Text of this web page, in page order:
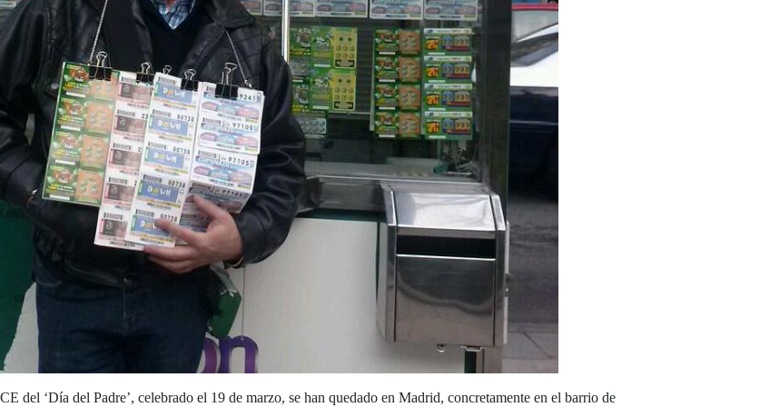
del ‘Día del Padre’, celebrado el 19 de marzo, se han quedado en Madrid, concretamente en el barrio de